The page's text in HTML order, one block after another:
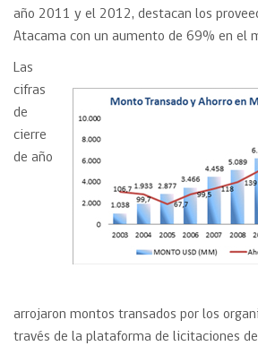
año 2011 y el 2012, destacan los
Atacama con un aumento de 69% en el
Las
cifras
de
cierre
de año
arrojaron montos transados por los
través de la plataforma de licitaciones de